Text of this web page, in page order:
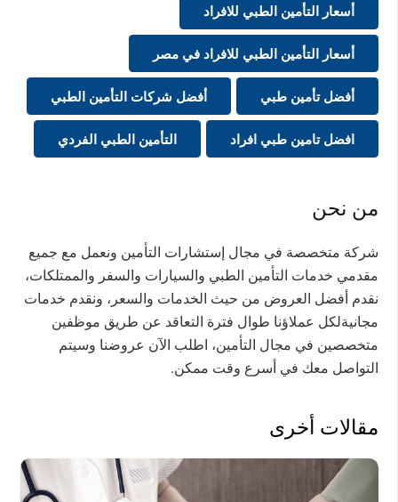
أسعار التأمين الطبي للافراد
أسعار التأمين الطبي للافراد في مصر
أفضل تأمين طبي أفضل شركات التأمين الطبي
افضل تامين طبي افراد التأمين الطبي الفردي
من نحن
شركة متخصصة في مجال إستشارات التأمين ونعمل مع جميع
مقدمي خدمات التأمين الطبي والسيارات والسفر والممتلكات،
نقدم أفضل العروض من حيث الخدمات والسعر، ونقدم خدمات
مجانيةلكل عملاؤنا طوال فترة التعاقد عن طريق موظفين
متخصصين في مجال التأمين، اطلب الآن عروضنا وسيتم
التواصل معك في أسرع وقت ممكن.
مقالات أخرى